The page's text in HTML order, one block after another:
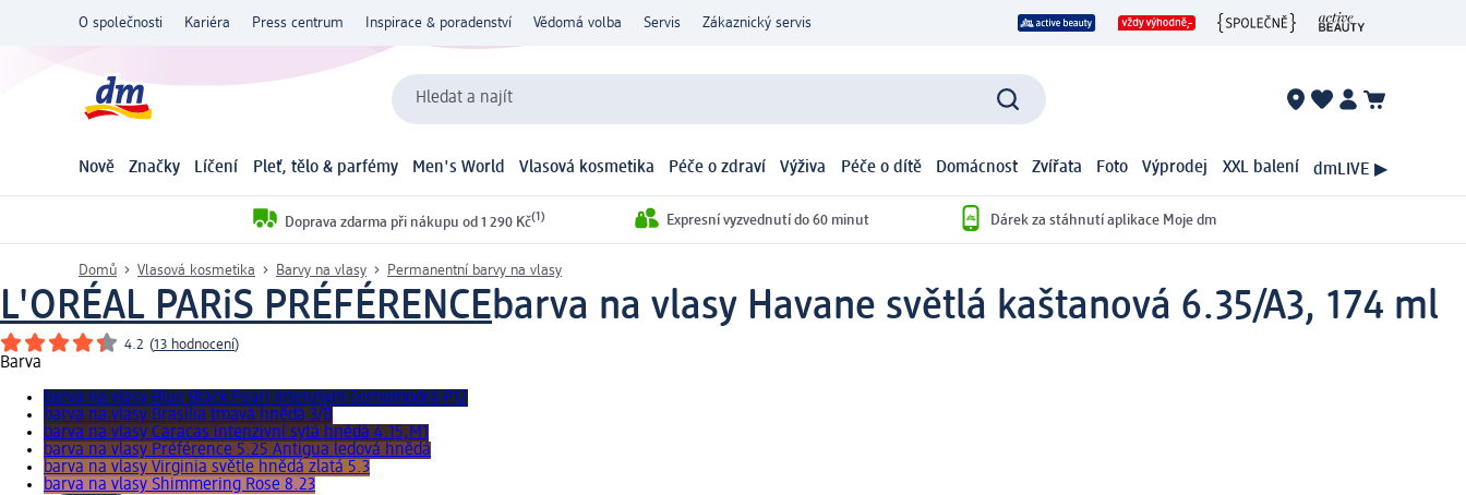
O společnosti Kariéra Press centrum Inspirace & poradenství Vědomá volba Servis Zákaznický servis
Hledat a najít
Nově Značky Líčení Pleť, tělo & parfémy Men's World Vlasová kosmetika Péče o zdraví Výživa Péče o dítě Domácnost Zvířata Foto Výprodej XXL balení dmLIVE ▶
Doprava zdarma při nákupu od 1 290 Kč(1) Expresní vyzvednutí do 60 minut Dárek za stáhnutí aplikace Moje dm
Domů Vlasová kosmetika Barvy na vlasy Permanentní barvy na vlasy
L'ORÉAL PARiS PRÉFÉRENCEbarva na vlasy Havane světlá kaštanová 6.35/A3, 174 ml
4.2 (13 hodnocení)
Barva
barva na vlasy Blue Black Pearl intenzivní černomodrá P12
barva na vlasy Brasilia tmavá hnědá 3/B
barva na vlasy Caracas intenzivní sytá hnědá 4.15,M1
barva na vlasy Préférence 5.25 Antigua ledová hnědá
barva na vlasy Virginia světle hnědá zlatá 5.3
barva na vlasy Shimmering Rose 8.23